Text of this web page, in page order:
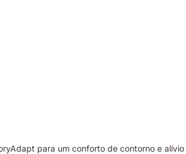
para um conforto de contorno e